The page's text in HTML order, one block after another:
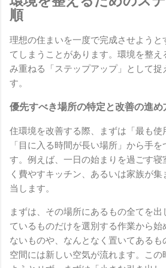
順
理想の住まいを一度で完成させようと
てしまうことがあります。環境を整
み重ねる「ステップアップ」として
す。
優先すべき場所の特定と改善の進め
住環境を改善する際、まずは「最も
「目に入る時間が長い場所」から手
す。例えば、一日の始まりを過ごす寝
く費やすキッチン、あるいは家族が
当します。
まずは、その場所にあるもの全てを
ているものだけを選別する作業から
ないものや、なんとなく置いてあるも
空間には新しい空気が流れます。この